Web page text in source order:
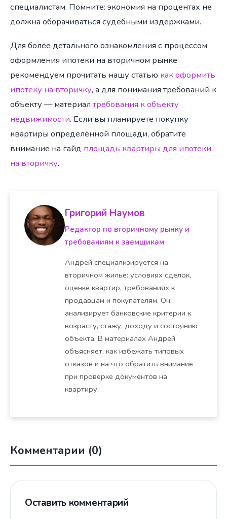
специалистам. Помните: экономия на процентах не
должна оборачиваться судебными издержками.
Для более детального ознакомления с процессом
оформления ипотеки на вторичном рынке
рекомендуем прочитать нашу статью как оформить
ипотеку на вторичку, а для понимания требований к
объекту — материалтребования к объекту
недвижимости. Если вы планируете покупку
квартиры определённой площади, обратите
внимание на гайд площадь квартиры для ипотеки
на вторичку.
Григорий Наумов
Редактор по вторичному рынку и
требованиям к заемщикам
Андрей специализируется на
вторичном жилье: условиях сделок,
оценке квартир, требованиях к
продавцам и покупателям. Он
анализирует банковские критерии к
возрасту, стажу, доходу и состоянию
объекта. В материалах Андрей
объясняет, как избежать типовых
отказов и на что обратить внимание
при проверке документов на
квартиру.
Комментарии (0)
Оставить комментарий